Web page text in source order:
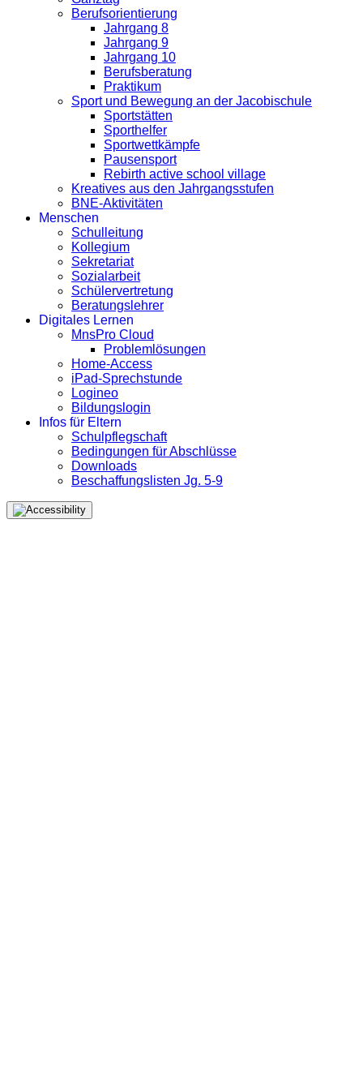
Berufsorientierung
Jahrgang 8
Jahrgang 9
Jahrgang 10
Berufsberatung
Praktikum
Sport und Bewegung an der Jacobischule
Sportstätten
Sporthelfer
Sportwettkämpfe
Pausensport
Rebirth active school village
Kreatives aus den Jahrgangsstufen
BNE-Aktivitäten
Menschen
Schulleitung
Kollegium
Sekretariat
Sozialarbeit
Schülervertretung
Beratungslehrer
Digitales Lernen
MnsPro Cloud
Problemlösungen
Home-Access
iPad-Sprechstunde
Logineo
Bildungslogin
Infos für Eltern
Schulpflegschaft
Bedingungen für Abschlüsse
Downloads
Beschaffungslisten Jg. 5-9